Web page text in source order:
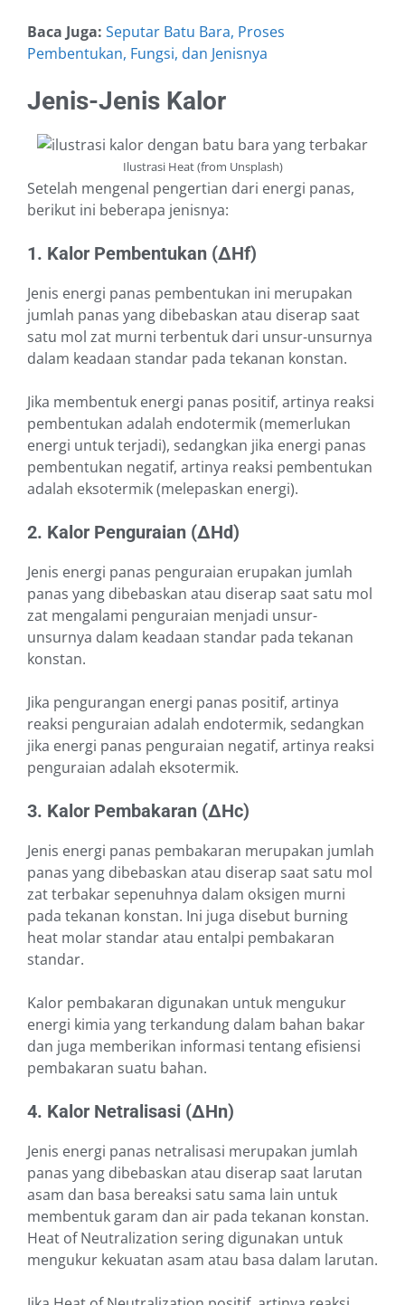
Baca Juga: Seputar Batu Bara, Proses
Pembentukan, Fungsi, dan Jenisnya
Jenis-Jenis Kalor
Ilustrasi Heat (from Unsplash)
Setelah mengenal pengertian dari energi panas,
berikut ini beberapa jenisnya:
1. Kalor Pembentukan (∆Hf)
Jenis energi panas pembentukan ini merupakan
jumlah panas yang dibebaskan atau diserap saat
satu mol zat murni terbentuk dari unsur-unsurnya
dalam keadaan standar pada tekanan konstan.
Jika membentuk energi panas positif, artinya reaksi
pembentukan adalah endotermik (memerlukan
energi untuk terjadi), sedangkan jika energi panas
pembentukan negatif, artinya reaksi pembentukan
adalah eksotermik (melepaskan energi).
2. Kalor Penguraian (∆Hd)
Jenis energi panas penguraian erupakan jumlah
panas yang dibebaskan atau diserap saat satu mol
zat mengalami penguraian menjadi unsur-
unsurnya dalam keadaan standar pada tekanan
konstan.
Jika pengurangan energi panas positif, artinya
reaksi penguraian adalah endotermik, sedangkan
jika energi panas penguraian negatif, artinya reaksi
penguraian adalah eksotermik.
3. Kalor Pembakaran (∆Hc)
Jenis energi panas pembakaran merupakan jumlah
panas yang dibebaskan atau diserap saat satu mol
zat terbakar sepenuhnya dalam oksigen murni
pada tekanan konstan. Ini juga disebut burning
heat molar standar atau entalpi pembakaran
standar.
Kalor pembakaran digunakan untuk mengukur
energi kimia yang terkandung dalam bahan bakar
dan juga memberikan informasi tentang efisiensi
pembakaran suatu bahan.
4. Kalor Netralisasi (∆Hn)
Jenis energi panas netralisasi merupakan jumlah
panas yang dibebaskan atau diserap saat larutan
asam dan basa bereaksi satu sama lain untuk
membentuk garam dan air pada tekanan konstan.
Heat of Neutralization sering digunakan untuk
mengukur kekuatan asam atau basa dalam larutan.